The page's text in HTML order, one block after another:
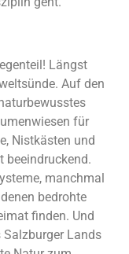
Längst
Auf den
für
Nistkästen und
beeindruckend.
manchmal
bedrohte
finden. Und
Salzburger Lands